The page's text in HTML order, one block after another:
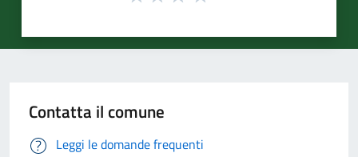
Contatta il comune
Leggi le domande frequenti